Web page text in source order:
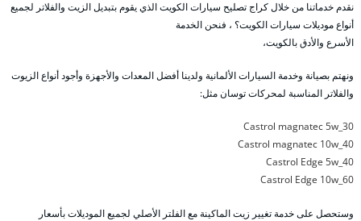
نقدم خدماتنا من خلال كراج تصليح سيارات الكويت الذي يقوم بتبديل الزيت والفلاتر لجميع
أنواع موديلات سيارات الكويت؟ ، فنحن الخدمة
الأسرع والأدق بالكويت،
ونهتم بصيانة وخدمة السيارات الألمانية ولدينا أفضل المعدات والأجهزة وأجود أنواع الزيوت
والفلاتر المناسبة لمحركات توسان مثل:
Castrol magnatec 5w_30
Castrol magnatec 10w_40
Castrol Edge 5w_40
Castrol Edge 10w_60
وستحصل على خدمة تغيير زيت الماكينة مع الفلتر الأصلي لجميع الموديلات بأسعار